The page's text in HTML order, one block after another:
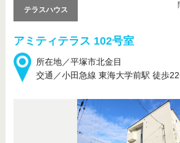
アミティテラス 102号室
所在地／平塚市北金目
交通／小田急線 東海大学前駅 徒歩
テラスハウス